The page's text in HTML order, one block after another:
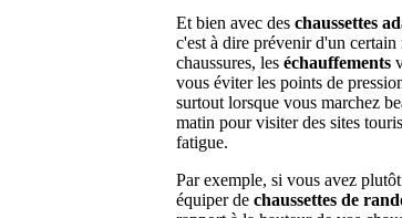
Et bien avec des chaussettes
c'est à dire prévenir d'un
chaussures, les échauffements
vous éviter les points de
surtout lorsque vous marchez
matin pour visiter des sites
fatigue.
Par exemple, si vous avez
équiper de chaussettes de